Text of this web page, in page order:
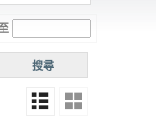
至
搜尋